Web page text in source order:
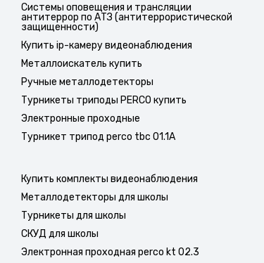
Системы оповещения и трансляции
антитеррор по АТЗ (антитеррористической
защищенности)
Купить ip-камеру видеонаблюдения
Металлоискатель купить
Ручные металлодетекторы
Турникеты триподы PERCO купить
Электронные проходные
Турникет трипод perco tbc 01.1A
Купить комплекты видеонаблюдения
Металлодетекторы для школы
Турникеты для школы
СКУД для школы
Электронная проходная perco kt 02.3